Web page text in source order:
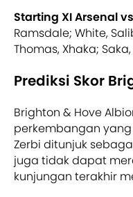
Starting XI Arsenal
Ramsdale; White,
Thomas, Xhaka;
Prediksi Skor
Brighton & Hove
perkembangan yang
Zerbi ditunjuk
juga tidak dapat
kunjungan terakhir